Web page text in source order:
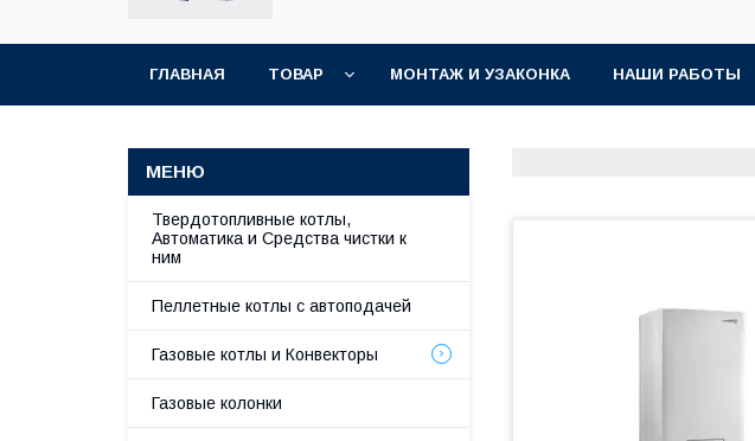
ГЛАВНАЯ ТОВАР МОНТАЖ И УЗАКОНКА НАШИ РАБОТЫ
Твердотопливные котлы,
Автоматика и Средства чистки к
ним
Пеллетные котлы с автоподачей
Газовые котлы и Конвекторы
Газовые колонки